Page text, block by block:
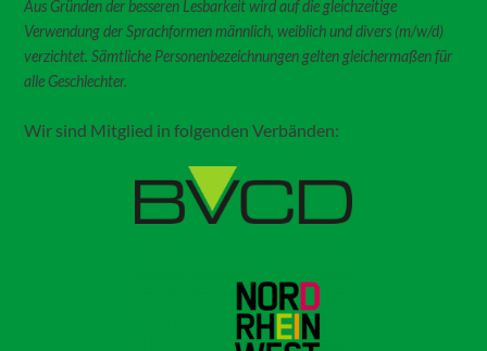
Aus Gründen der besseren Lesbarkeit wird auf die gleichzeitige
Verwendung der Sprachformen männlich, weiblich und divers (m/w/d)
verzichtet. Sämtliche Personenbezeichnungen gelten gleichermaßen für
alle Geschlechter.
Wir sind Mitglied in folgenden Verbänden: